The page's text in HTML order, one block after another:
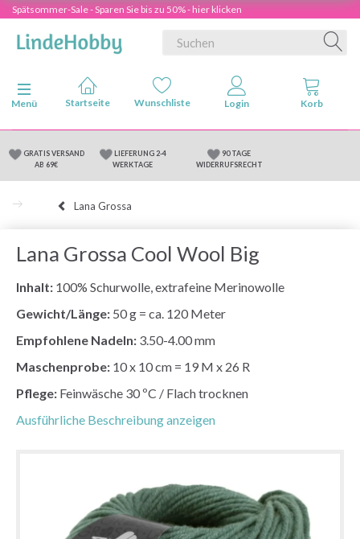
Spätsommer-Sale - Sparen Sie bis zu 50% - hier klicken
Anzeige ändern
Menü
GRATIS VERSAND
AB 69€
LIEFERUNG 2-4
WERKTAGE
90 TAGE
WIDERRUFSRECHT
Lana Grossa
Lana Grossa Cool Wool Big
Inhalt: 100% Schurwolle, extrafeine Merinowolle
Gewicht/Länge: 50 g = ca. 120 Meter
Empfohlene Nadeln: 3.50-4.00 mm
Maschenprobe: 10 x 10 cm = 19 M x 26 R
Pflege: Feinwäsche 30 ºC / Flach trocknen
Ausführliche Beschreibung anzeigen